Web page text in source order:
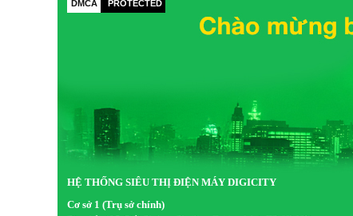
DMCA PROTECTED
HỆ THỐNG SIÊU THỊ ĐIỆN MÁY DIGICITY
Cơ sở 1 (Trụ sở chính)